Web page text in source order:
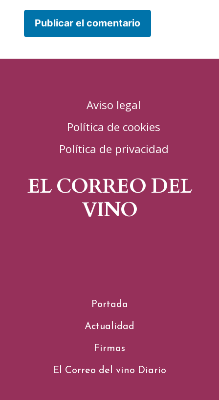
Aviso legal
Política de cookies
Política de privacidad
EL CORREO DEL
VINO
Portada
Actualidad
Firmas
El Correo del vino Diario